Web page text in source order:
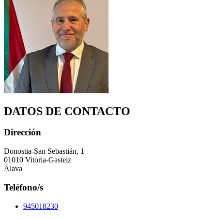
DATOS DE CONTACTO
Dirección
Donostia-San Sebastián, 1
01010 Vitoria-Gasteiz
Álava
Teléfono/s
945018230